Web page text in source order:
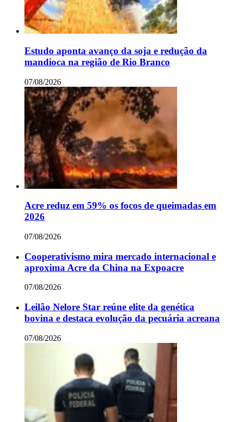
Estudo aponta avanço da soja e redução da
mandioca na região de Rio Branco
07/08/2026
Acre reduz em 59% os focos de queimadas em
2026
07/08/2026
Cooperativismo mira mercado internacional e
aproxima Acre da China na Expoacre
07/08/2026
Leilão Nelore Star reúne elite da genética
bovina e destaca evolução da pecuária acreana
07/08/2026